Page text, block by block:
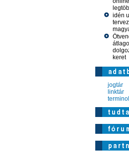
idén
keret
jogtár
linktár